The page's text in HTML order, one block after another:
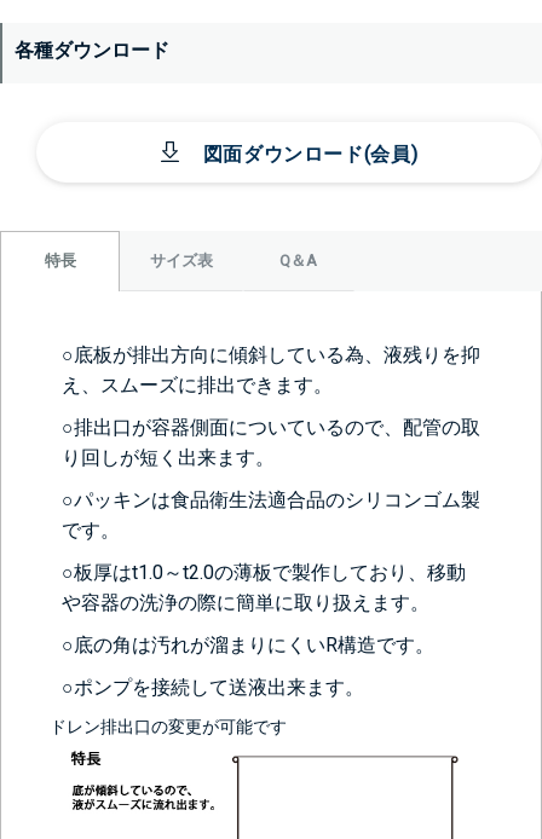
各種ダウンロード
図面ダウンロード(会員)
特長 サイズ表 Q＆A
○底板が排出方向に傾斜している為、液残りを抑
え、スムーズに排出できます。
○排出口が容器側面についているので、配管の取
り回しが短く出来ます。
○パッキンは食品衛生法適合品のシリコンゴム製
です。
○板厚はt1.0～t2.0の薄板で製作しており、移動
や容器の洗浄の際に簡単に取り扱えます。
○底の角は汚れが溜まりにくいR構造です。
○ポンプを接続して送液出来ます。
ドレン排出口の変更が可能です